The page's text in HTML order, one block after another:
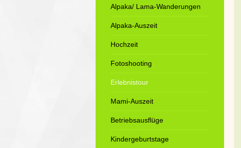
Alpaka/ Lama-Wanderungen
Alpaka-Auszeit
Hochzeit
Fotoshooting
Erlebnistour
Mami-Auszeit
Betriebsausflüge
Kindergeburtstage